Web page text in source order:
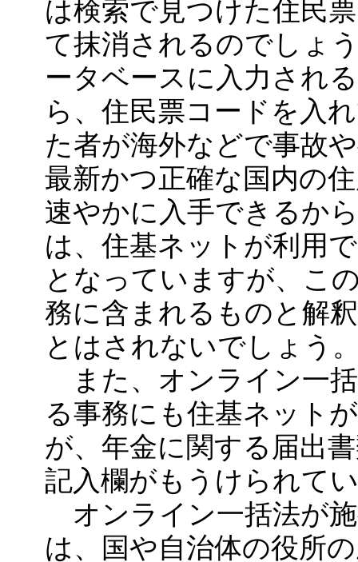
は検索で見つけた住民
て抹消されるのでしょ
ータベースに入力され
ら、住民票コードを入
た者が海外などで事故
最新かつ正確な国内の
速やかに入手できるか
は、住基ネットが利用
となっていますが、こ
務に含まれるものと解
とはされないでしょう
また、オンライン一
る事務にも住基ネット
が、年金に関する届出
記入欄がもうけられて
オンライン一括法が
は、国や自治体の役所